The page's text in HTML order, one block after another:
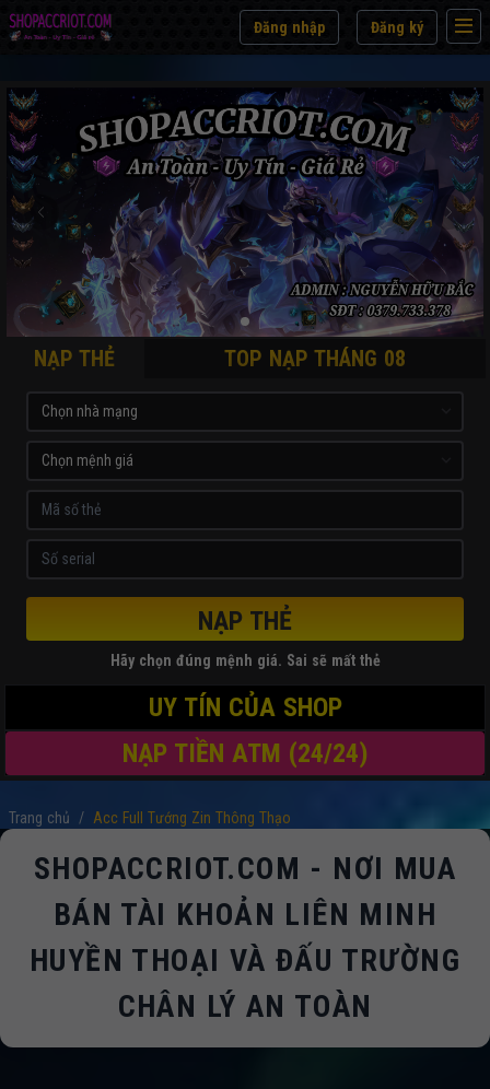
Đăng nhập Đăng ký
NẠP THẺ TOP NẠP THÁNG 08
NẠP THẺ
Hãy chọn đúng mệnh giá. Sai sẽ mất thẻ
UY TÍN CỦA SHOP
NẠP TIỀN ATM (24/24)
Trang chủ / Acc Full Tướng Zin Thông Thạo
SHOPACCRIOT.COM - NƠI MUA
BÁN TÀI KHOẢN LIÊN MINH
HUYỀN THOẠI VÀ ĐẤU TRƯỜNG
CHÂN LÝ AN TOÀN